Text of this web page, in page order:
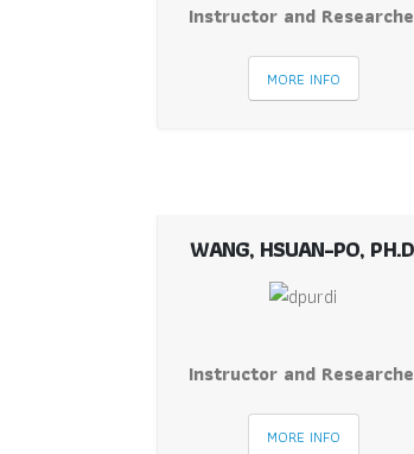
Instructor and
MORE INFO
WANG, HSUAN-PO,
Instructor and
MORE INFO